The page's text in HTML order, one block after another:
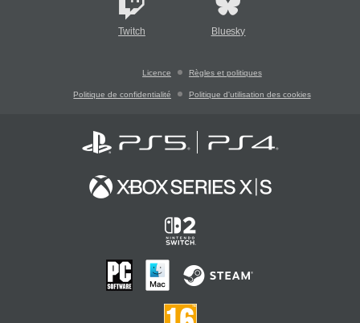
Twitch Bluesky
Licence Règles et politiques
Politique de confidentialité Politique d'utilisation des cookies